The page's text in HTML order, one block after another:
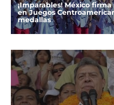
¡Imparables! México
en Juegos
medallas